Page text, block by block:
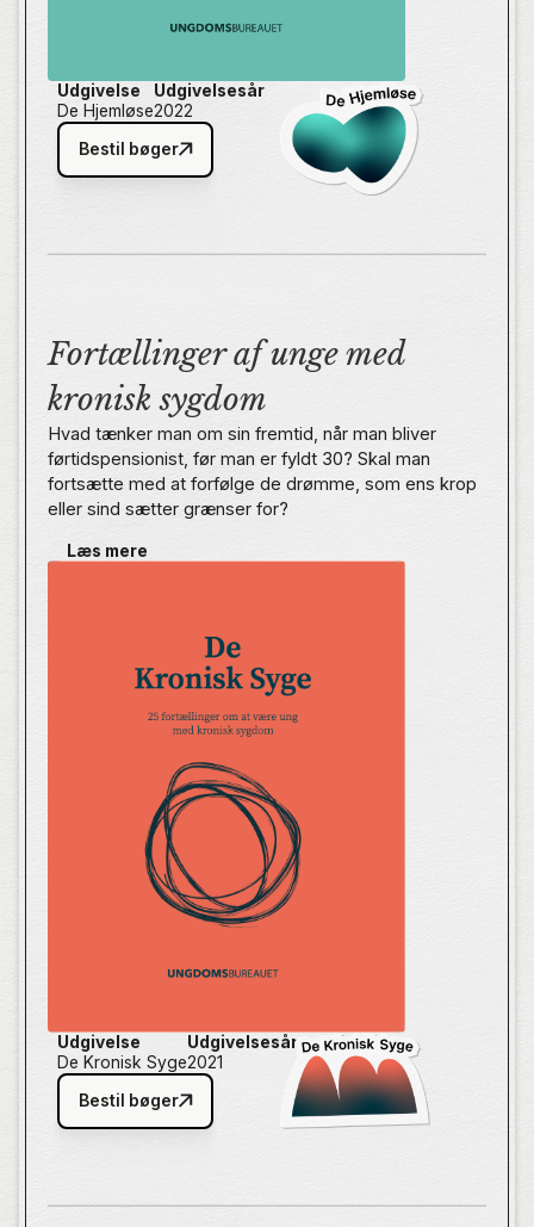
Udgivelse
De Hjemløse
Udgivelsesår
2022
Bestil bøger
Udgivelse
De Kronisk Syge
Udgivelsesår
2021
Bestil bøger
Fortællinger af unge med
kronisk sygdom
Hvad tænker man om sin fremtid, når man bliver
førtidspensionist, før man er fyldt 30? Skal man
fortsætte med at forfølge de drømme, som ens krop
eller sind sætter grænser for?
I De Kronisk Syge møder du unge med kronisk
vidnesbyrd, der kan gøre Danmarks sundhedsvæsen,
uddannelsessystem og alle os andre klogere på,
hvordan man skaber det bedste samfund for unge
med kronisk sygdom.
”Det kan give dig et andet perspektiv på, hvordan det
er at være det her menneske: Hvordan er det at være
dig? For du er ikke bare et tal i en bog eller en
sygdom på en liste. Du er et menneske, der har en
historie og en fed energi.” - Skrivemakker
Læs mere